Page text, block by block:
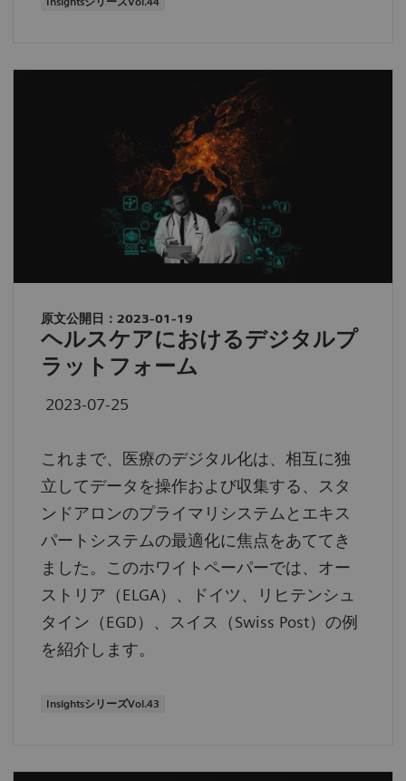
原文公開日：2023-01-19
ヘルスケアにおけるデジタルプ
ラットフォーム
2023-07-25
これまで、医療のデジタル化は、相互に独
立してデータを操作および収集する、スタ
ンドアロンのプライマリシステムとエキス
パートシステムの最適化に焦点をあててき
ました。このホワイトペーパーでは、オー
ストリア（ELGA）、ドイツ、リヒテンシュ
タイン（EGD）、スイス（Swiss Post）の例
を紹介します。
InsightsシリーズVol.43